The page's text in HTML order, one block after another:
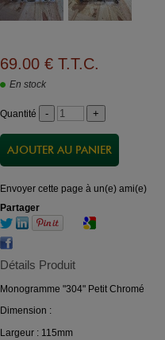
69.00 € T.T.C.
En stock
Quantité
Envoyer cette page à un(e) ami(e)
Partager
Détails Produit
Monogramme "304" Petit Chromé
Dimension :
Largeur : 115mm